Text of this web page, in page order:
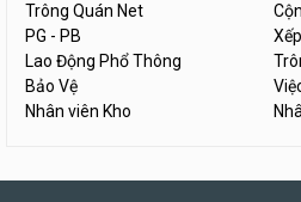
Trông Quán Net
PG - PB
Lao Động Phổ Thông
Bảo Vệ
Nhân viên Kho